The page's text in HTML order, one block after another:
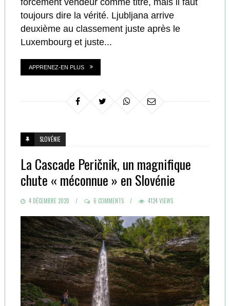
toujours dire la vérité. Ljubljana arrive
deuxième au classement juste après le
Luxembourg et juste...
APPRENEZ-EN PLUS
SLOVÉNIE
La Cascade Peričnik, un magnifique
chute « méconnue » en Slovénie
POSTED
4 DÉCEMBRE 2020 6 COMMENTS 4124 VIEWS